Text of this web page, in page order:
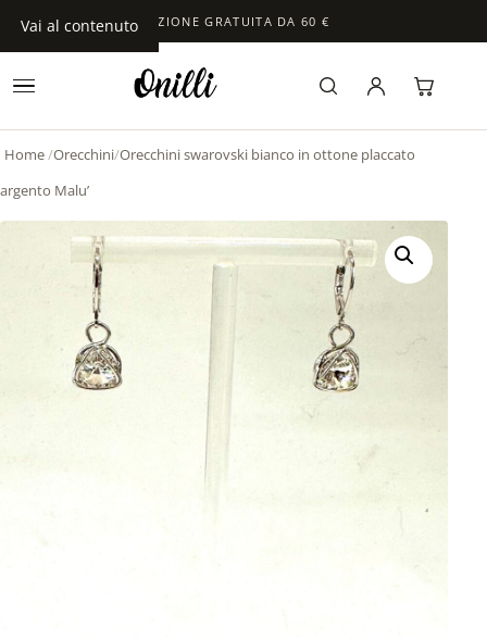
Vai al contenutoSPEDIZIONE GRATUITA DA 60 €
Home /Orecchini/Orecchini swarovski bianco in ottone placcato
argento Malu’